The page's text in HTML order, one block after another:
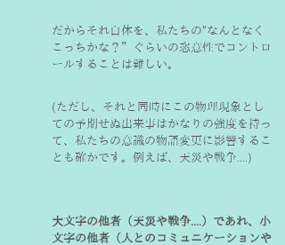
だからそれ自体を、私たちの"なんとなく
こっちかな？”ぐらいの恣意性でコントロ
ールすることは難しい。
(ただし、それと同時にこの物理現象とし
ての予期せぬ出来事はかなりの強度を持っ
て、私たちの意識の物語変更に影響するこ
とも確かです。例えば、天災や戦争....)
大文字の他者（天災や戦争....）であれ、小
文字の他者（人とのコミュニケーションや